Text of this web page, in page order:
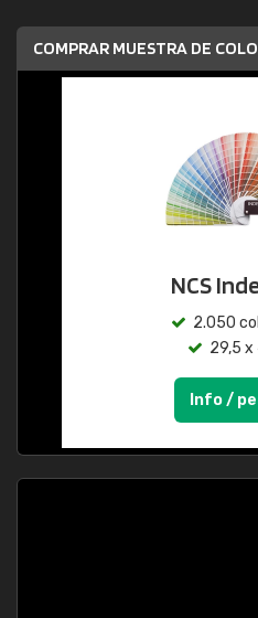
COMPRAR MUESTRA DE
NCS
2.050
29,5 x
Info /